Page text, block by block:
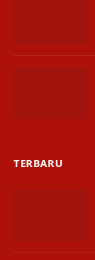
TERBARU